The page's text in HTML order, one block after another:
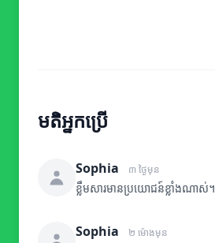
មតិអ្នកប្រើ
Sophia ៣ ថ្ងៃមុន
ខ្លឹមសារមានប្រយោជន៍ខ្លាំងណាស់។
Sophia ២ ម៉ោងមុន